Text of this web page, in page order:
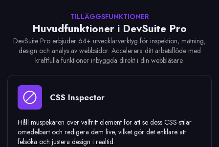
TILLÄGGSFUNKTIONER
Huvudfunktioner i DevSuite Pro
DevSuite Pro erbjuder 64+ utvecklarverktyg för inspektion, mätning,
design och analys av webbsidor. Accelerera ditt arbetsflöde med
kraftfulla funktioner inbyggda direkt i din webbläsare.
CSS Inspector
Håll muspekaren över valfritt element för att se dess CSS-stilar
omedelbart och redigera dem live, vilket gör det enklare att
felsöka och justera design i realtid.